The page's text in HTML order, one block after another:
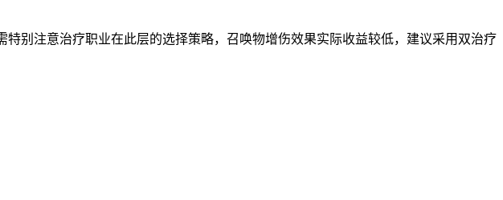
别注意治疗职业在此层的选择策略，召唤物增伤效果实际收益较低，建议采用双治疗